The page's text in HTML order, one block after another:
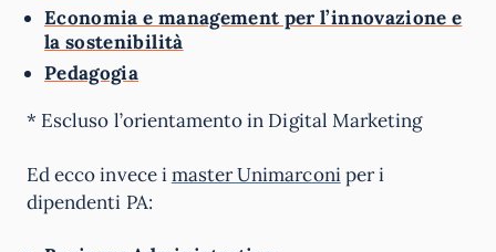
Economia e management per l’innovazione e
la sostenibilità
Pedagogia
* Escluso l’orientamento in Digital Marketing
Ed ecco invece imaster Unimarconiper i
dipendenti PA: